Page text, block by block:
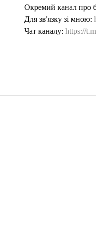
Окремий канал про
Для зв'язку зі мною:
Чат каналу:https://